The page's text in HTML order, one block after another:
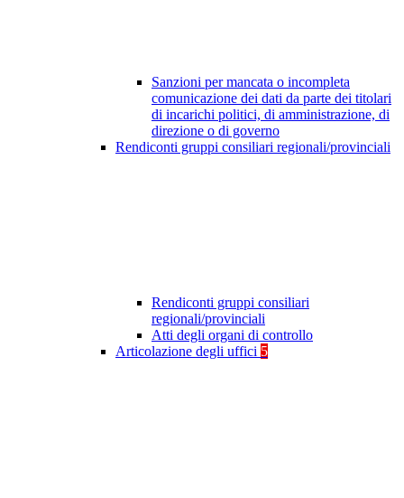
Sanzioni per mancata o incompleta
comunicazione dei dati da parte dei titolari
di incarichi politici, di amministrazione, di
direzione o di governo
Rendiconti gruppi consiliari regionali/provinciali
Rendiconti gruppi consiliari
regionali/provinciali
Atti degli organi di controllo
Articolazione degli uffici 5